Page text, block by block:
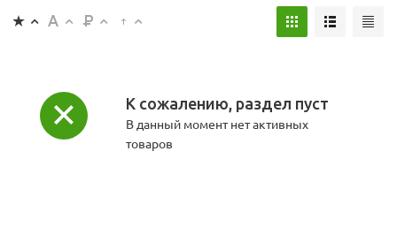
К сожалению, раздел пуст
В данный момент нет активных
товаров